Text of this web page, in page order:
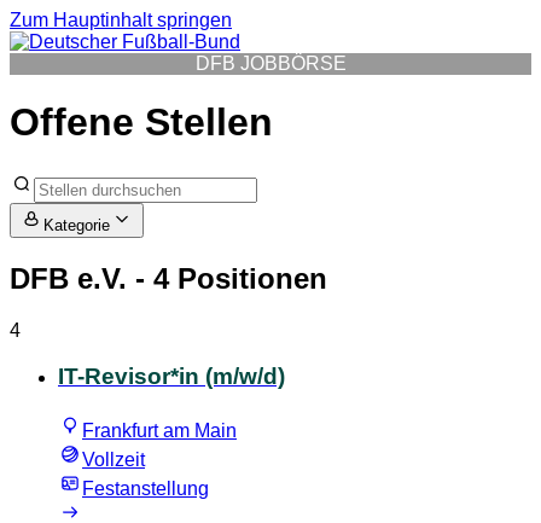
Zum Hauptinhalt springen
DFB JOBBÖRSE
Offene Stellen
Kategorie
DFB e.V. - 4 Positionen
4
IT-Revisor*in (m/w/d)
Frankfurt am Main
Vollzeit
Festanstellung